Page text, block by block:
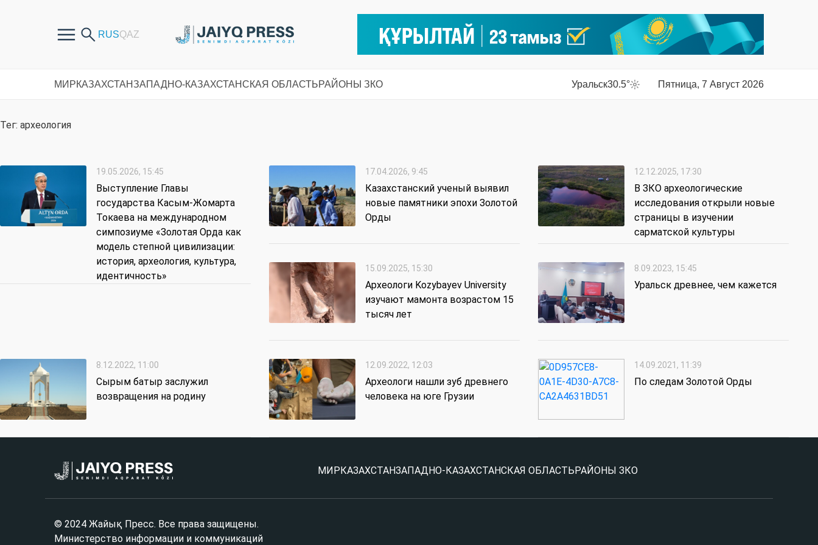
МИРКАЗАХСТАНЗАПАДНО-КАЗАХСТАНСКАЯ ОБЛАСТЬРАЙОНЫ ЗКО Уральск30.5° Пятница, 7 Август 2026
Тег: археология
19.05.2026, 15:45
Выступление Главы
государства Касым-Жомарта
Токаева на международном
симпозиуме «Золотая Орда как
модель степной цивилизации:
история, археология, культура,
идентичность»
17.04.2026, 9:45
Казахстанский ученый выявил
новые памятники эпохи Золотой
Орды
12.12.2025, 17:30
В ЗКО археологические
исследования открыли новые
страницы в изучении
сарматской культуры
15.09.2025, 15:30
Археологи Kozybayev University
изучают мамонта возрастом 15
тысяч лет
8.09.2023, 15:45
Уральск древнее, чем кажется
8.12.2022, 11:00
Сырым батыр заслужил
возвращения на родину
12.09.2022, 12:03
Археологи нашли зуб древнего
человека на юге Грузии
14.09.2021, 11:39
По следам Золотой Орды
МИР КАЗАХСТАНЗАПАДНО-КАЗАХСТАНСКАЯ ОБЛАСТЬ РАЙОНЫ ЗКО
© 2024 Жайық Пресс. Все права защищены.
Министерство информации и коммуникаций